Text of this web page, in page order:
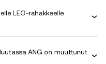
LEO-rahakkeelle
ANG on muuttunut